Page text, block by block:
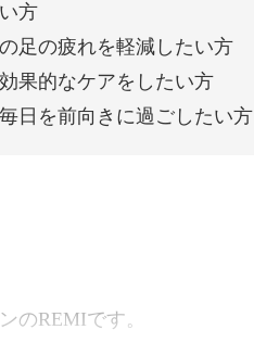
方
足の疲れを軽減したい方
果的なケアをしたい方
日を前向きに過ごしたい方
のREMIです。